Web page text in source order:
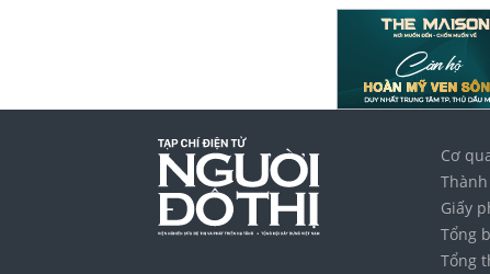
Cơ
Giấy
Tổng
Tổng